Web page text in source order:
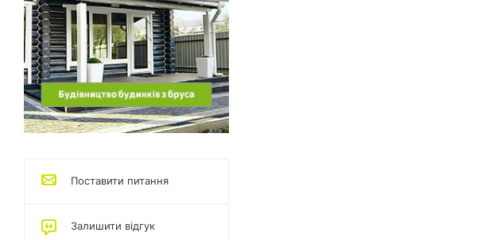
Поставити питання
Залишити відгук